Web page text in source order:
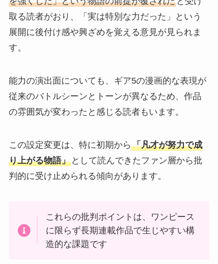
取る読者がおり、「実は特別な力だった」という
展開に後付け感や興ざめを覚える意見が見られま
す。
能力の演出面についても、ギア5の漫画的な表現が
従来のバトルシーンとトーンが異なるため、作品
の雰囲気が変わったと感じる読者もいます。
この設定変更は、特に初期から 「凡才が努力で成
り上がる物語」として読んできたファン層から批
判的に受け止められる傾向があります。
これらの批判ポイントは、ワンピース
に限らず長期連載作品で生じやすい構
造的な課題です